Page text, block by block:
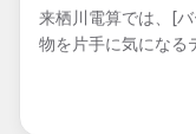
来栖川電算では、[
物を片手に気になる